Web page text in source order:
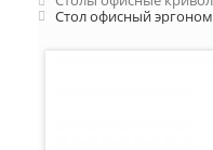
Стол офисный